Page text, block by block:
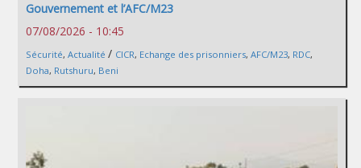
Gouvernement et l’AFC/M23
07/08/2026 - 10:45
Sécurité, Actualité / CICR, Echange des prisonniers, AFC/M23, RDC,
Doha, Rutshuru, Beni